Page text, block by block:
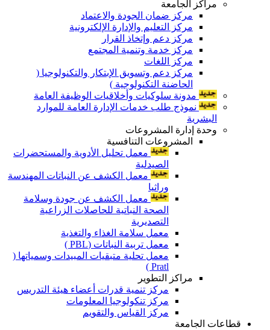
مراكز الجامعة
مركز ضمان الجودة والاعتماد
مركز التعليم والإدارة الإلكترونية
مركز دعم وإتخاذ القرار
مركز خدمة وتنمية المجتمع
مركز اللغات
مركز دعم وتسويق الإبتكار والتكنولوجيا (
الحاضنة التكنولوجية )
مدونة سلوكيات وأخلاقيات الوظيفة العامة
نموذج طلب خدمات الإدارة العامة للموارد
البشرية
وحدة إدارة المشروعات
المشروعات التنافسية
معمل تحليل الأدوية والمستحضرات
الصيدلية
معمل الكشف عن النباتات المهندسة
وراثيا
معمل الكشف عن جودة وسلامة
الصحة النباتية للحاصلات الزراعية
التصديرية
معمل سلامة الغذاء والتغذية
معمل تربية النباتات (PBL )
معمل تحلية متبقيات المبيدات وسمياتها (
Pratl )
مراكز التطوير
مركز تنمية قدرات أعضاء هيئة التدريس
مركز تنكولوجيا المعلومات
مركز القياس والتقويم
قطاعات الجامعة